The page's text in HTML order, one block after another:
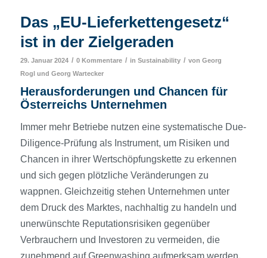
Das „EU-Lieferketten­gesetz“
ist in der Zielgeraden
29. Januar 2024 / 0 Kommentare / in Sustainability / von Georg
Roglund Georg Wartecker
Herausforderungen und Chancen für
Österreichs Unternehmen
Immer mehr Betriebe nutzen eine systematische Due-
Diligence-Prüfung als Instrument, um Risiken und
Chancen in ihrer Wertschöpfungskette zu erkennen
und sich gegen plötzliche Veränderungen zu
wappnen. Gleichzeitig stehen Unternehmen unter
dem Druck des Marktes, nachhaltig zu handeln und
unerwünschte Reputationsrisiken gegenüber
Verbrauchern und Investoren zu vermeiden, die